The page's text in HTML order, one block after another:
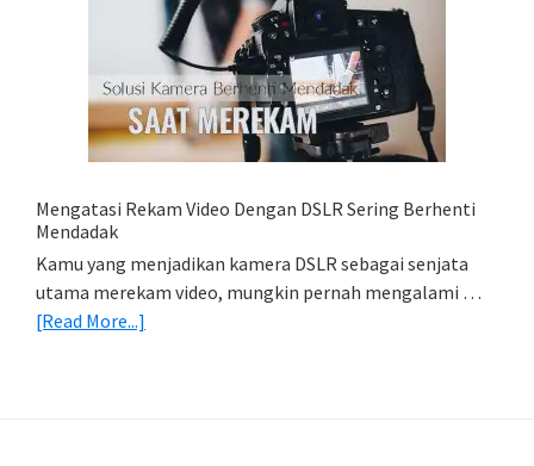
Simpan
Foto
Di
HP
(Export
Import
Mengatasi Rekam Video Dengan DSLR Sering Berhenti
Mendadak
Kamu yang menjadikan kamera DSLR sebagai senjata
utama merekam video, mungkin pernah mengalami …
[Read More...]